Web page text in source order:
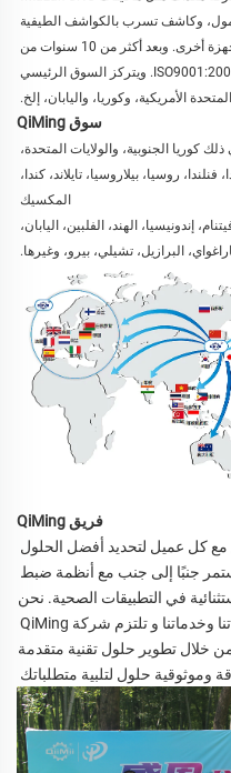
سوق QiMing
المكسيك
إندونيسيا،
البرازيل، تشيلي، بيرو، وغيرها.
فريق QiMing
في
وخدماتنا و
وموثوقية حلول لتلبية متطلباتك